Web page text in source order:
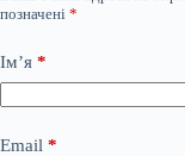
позначені *
Ім’я *
Email *